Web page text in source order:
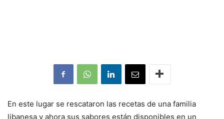
En este lugar se rescataron las recetas de una familia
libanesa y ahora sus sabores están disponibles en un